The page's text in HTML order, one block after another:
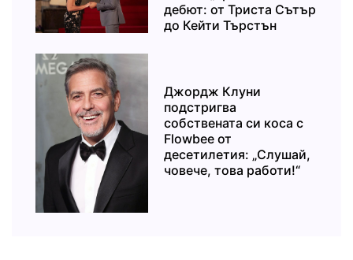
дебют: от Триста Сътър
до Кейти Търстън
Джордж Клуни
подстригва
собствената си коса с
Flowbee от
десетилетия: „Слушай,
човече, това работи!“